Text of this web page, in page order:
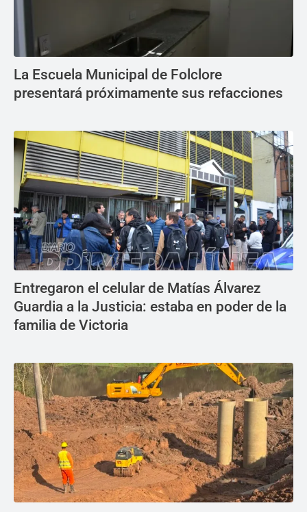
La Escuela Municipal de Folclore
presentará próximamente sus refacciones
Entregaron el celular de Matías Álvarez
Guardia a la Justicia: estaba en poder de la
familia de Victoria